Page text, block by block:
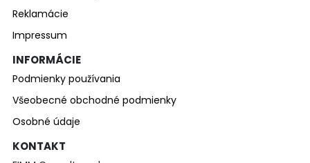
Reklamácie
Impressum
INFORMÁCIE
Podmienky používania
Všeobecné obchodné podmienky
Osobné údaje
KONTAKT